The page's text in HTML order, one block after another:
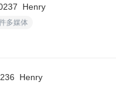
‌Henry‌
多媒体
‌Henry‌